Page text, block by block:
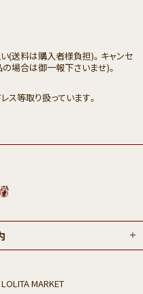
(送料は購入者様負担)。キャンセ
場合は御一報下さいませ)。
ス等取り扱っています。
MARKET